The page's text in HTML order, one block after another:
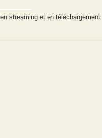
en streaming et en téléchargement